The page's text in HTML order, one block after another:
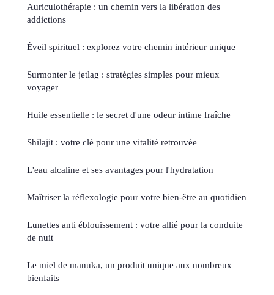
Auriculothérapie : un chemin vers la libération des
addictions
Éveil spirituel : explorez votre chemin intérieur unique
Surmonter le jetlag : stratégies simples pour mieux
voyager
Huile essentielle : le secret d'une odeur intime fraîche
Shilajit : votre clé pour une vitalité retrouvée
L'eau alcaline et ses avantages pour l'hydratation
Maîtriser la réflexologie pour votre bien-être au quotidien
Lunettes anti éblouissement : votre allié pour la conduite
de nuit
Le miel de manuka, un produit unique aux nombreux
bienfaits